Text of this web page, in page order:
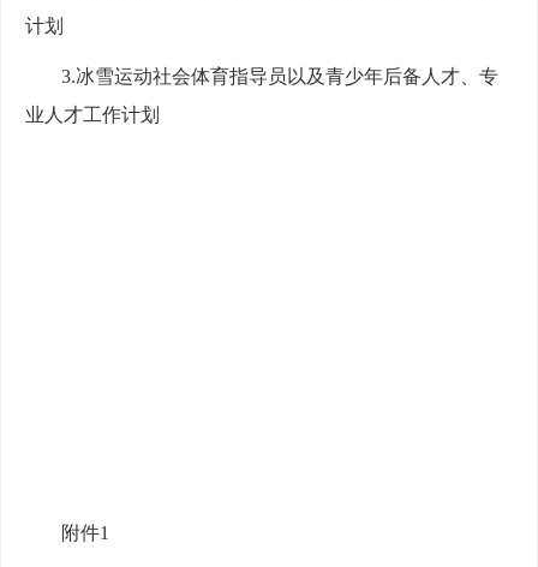
计划
3.冰雪运动社会体育指导员以及青少年后备人才、专
业人才工作计划
附件1